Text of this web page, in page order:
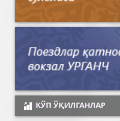
КЎП ЎҚИЛГАНЛАР